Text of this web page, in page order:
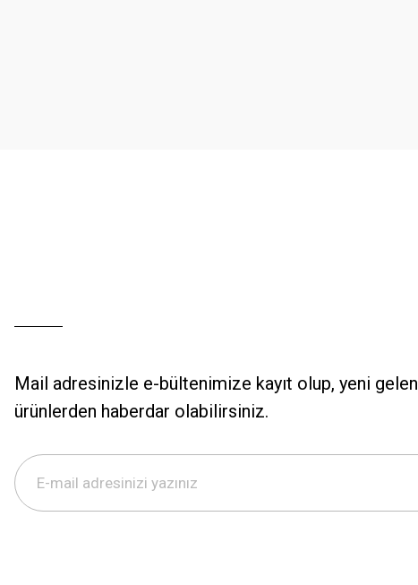
Mail adresinizle e-bültenimize kayıt olup, yeni gelen
ürünlerden haberdar olabilirsiniz.